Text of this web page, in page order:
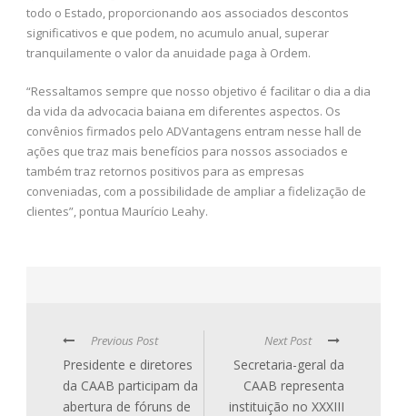
todo o Estado, proporcionando aos associados descontos
significativos e que podem, no acumulo anual, superar
tranquilamente o valor da anuidade paga à Ordem.
“Ressaltamos sempre que nosso objetivo é facilitar o dia a dia
da vida da advocacia baiana em diferentes aspectos. Os
convênios firmados pelo ADVantagens entram nesse hall de
ações que traz mais benefícios para nossos associados e
também traz retornos positivos para as empresas
conveniadas, com a possibilidade de ampliar a fidelização de
clientes”, pontua Maurício Leahy.
Previous Post
Presidente e diretores
da CAAB participam da
abertura de fóruns de
Next Post
Secretaria-geral da
CAAB representa
instituição no XXXIII